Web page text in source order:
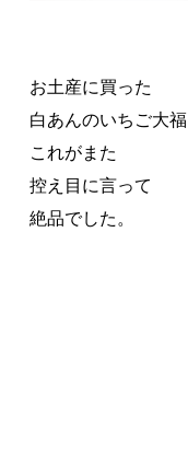
お土産に買った
白あんのいちご大福
これがまた
控え目に言って
絶品でした。